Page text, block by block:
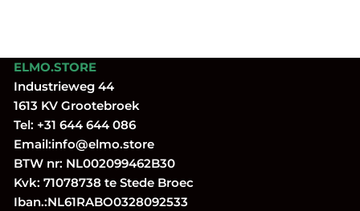
ELMO.STORE
Industrieweg 44
1613 KV Grootebroek
Tel: +31 644 644 086
Email:info@elmo.store
BTW nr: NL002099462B30
Kvk: 71078738 te Stede Broec
Iban.:NL61RABO0328092533